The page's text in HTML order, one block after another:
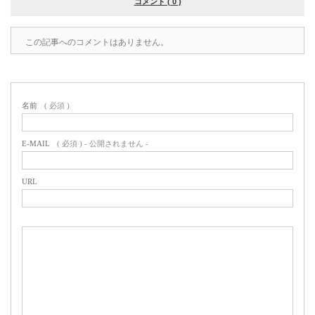
この記事へのコメントはありません。
名前 ( 必須 )
E-MAIL ( 必須 ) - 公開されません -
URL